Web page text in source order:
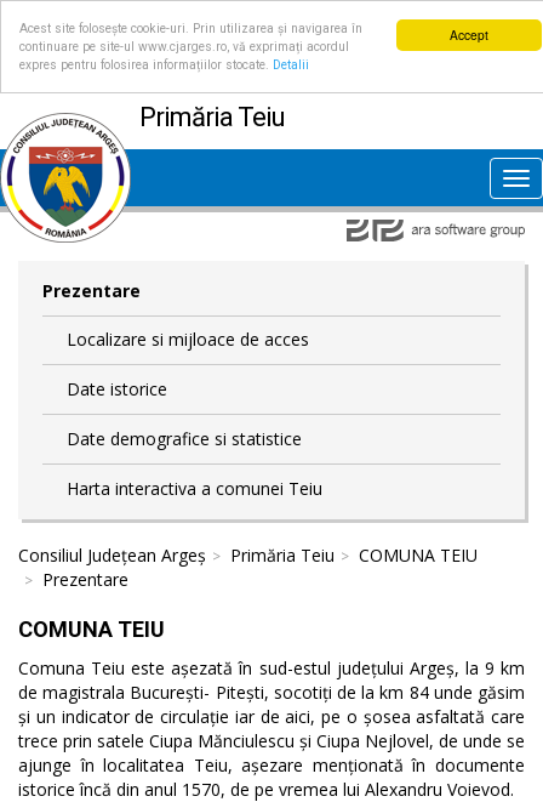
Accept
Acest site folosește cookie-uri. Prin utilizarea și navigarea în
continuare pe site-ul www.cjarges.ro, vă exprimați acordul
expres pentru folosirea informațiilor stocate.
Detalii
Primăria Teiu
Prezentare
Localizare si mijloace de acces
Date istorice
Date demografice si statistice
Harta interactiva a comunei Teiu
Consiliul Județean Argeș Primăria Teiu
COMUNA TEIU
Prezentare
COMUNA TEIU
Comuna Teiu este așezată în sud-estul județului Argeș, la 9 km
de magistrala București- Pitești, socotiți de la km 84 unde găsim
și un indicator de circulație iar de aici, pe o șosea asfaltată care
trece prin satele Ciupa Mănciulescu și Ciupa Nejlovel, de unde se
ajunge în localitatea Teiu, așezare menționată în documente
istorice încă din anul 1570, de pe vremea lui Alexandru Voievod.